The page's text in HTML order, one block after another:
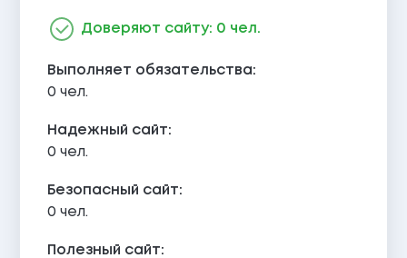
Доверяют сайту: 0 чел.
Выполняет обязательства:
0 чел.
Надежный сайт:
0 чел.
Безопасный сайт:
0 чел.
Полезный сайт: